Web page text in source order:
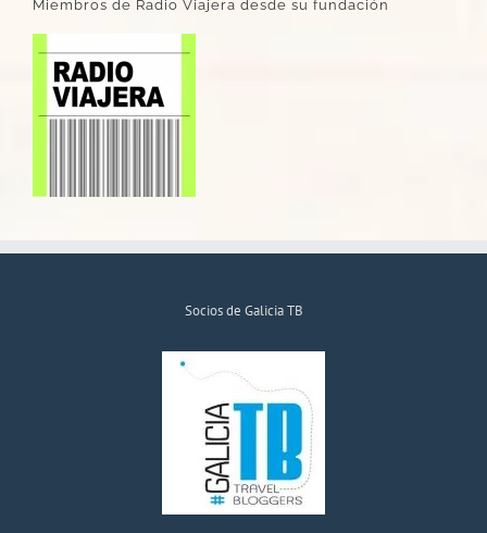
Miembros de Radio Viajera desde su fundación
Socios de Galicia TB